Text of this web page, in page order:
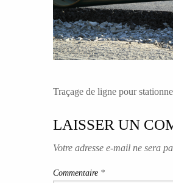
NAVIGATION
DE
L’ARTICLE
Traçage de ligne pour
LAISSER UN
Votre adresse e-mail ne sera
Commentaire *